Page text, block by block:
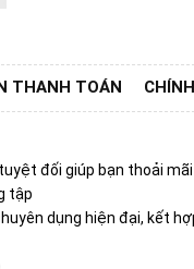
THANH TOÁN
đối giúp bạn thoải
tập
dụng hiện đại, kết